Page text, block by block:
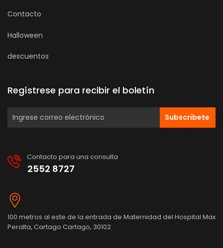
Contacto
Halloween
descuentos
Regístrese para recibir el boletín
Subscribete
Contacto para una consulta
2552 8727
100 metros al este de la entrada de Maternidad del Hospital Max
Peralta, Cartago Cartago, 30102